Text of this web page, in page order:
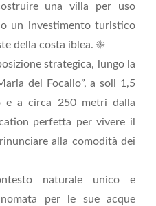
una villa per uso
un investimento turistico
della costa iblea. ☀️
strategica, lungo la
del Focallo”, a soli 1,5
e a circa 250 metri dalla
perfetta per vivere il
alla comodità dei
naturale unico e
per le sue acque